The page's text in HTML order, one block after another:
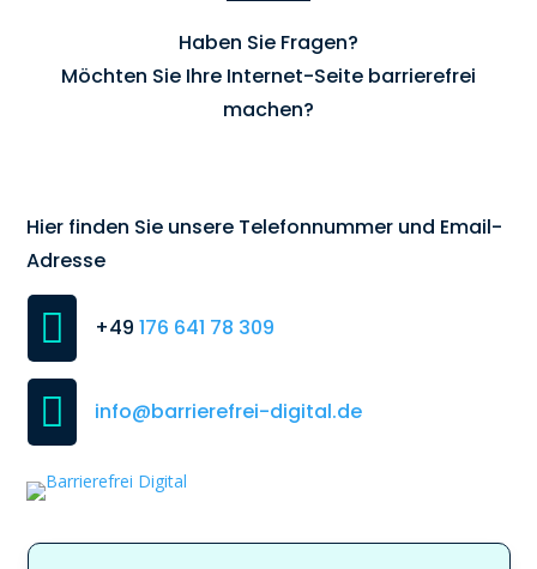
Haben Sie Fragen?
Möchten Sie Ihre Internet-Seite barrierefrei
machen?
Hier finden Sie unsere Telefonnummer und Email-
Adresse
 +49 176 641 78 309
 info@barrierefrei-digital.de